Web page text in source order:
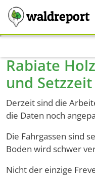
waldreport
Rabiate
und Setzzeit
Derzeit sind die
die Daten noch
Die Fahrgassen sind
Boden wird schwer
Nicht der einzige